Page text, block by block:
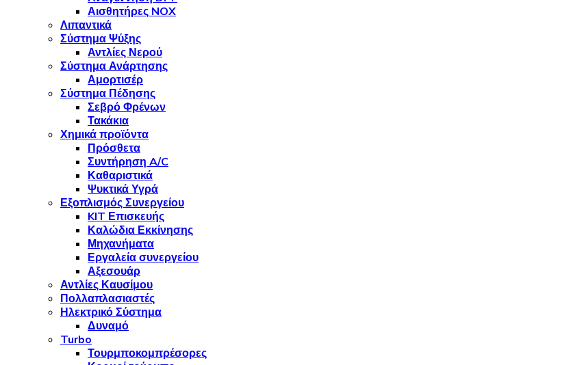
Αισθητήρες NOX
Λιπαντικά
Σύστημα Ψύξης
Αντλίες Νερού
Σύστημα Ανάρτησης
Αμορτισέρ
Σύστημα Πέδησης
Σεβρό Φρένων
Τακάκια
Χημικά προϊόντα
Πρόσθετα
Συντήρηση A/C
Καθαριστικά
Ψυκτικά Υγρά
Εξοπλισμός Συνεργείου
KIT Επισκευής
Καλώδια Εκκίνησης
Μηχανήματα
Εργαλεία συνεργείου
Αξεσουάρ
Αντλίες Καυσίμου
Πολλαπλασιαστές
Ηλεκτρικό Σύστημα
Δυναμό
Turbo
Τουρμποκομπρέσορες